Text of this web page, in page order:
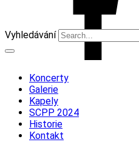
Vyhledávání
Koncerty
Galerie
Kapely
SCPP 2024
Historie
Kontakt